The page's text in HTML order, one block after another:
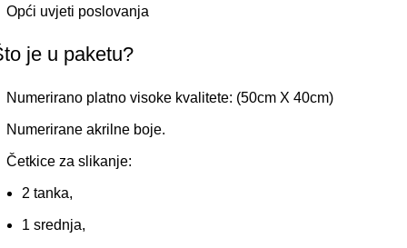
Opći uvjeti poslovanja
je u paketu?
Numerirano platno visoke kvalitete: (50cm X 40cm)
Numerirane akrilne boje.
Četkice za slikanje:
2 tanka,
1 srednja,